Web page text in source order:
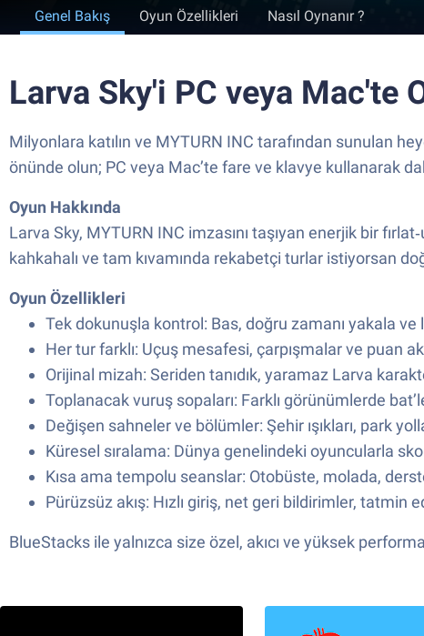
Genel Bakış Oyun Özellikleri Nasıl Oynanır ?
Larva Sky'i PC veya Mac'te
Milyonlara katılın ve MYTURN INC tarafından sunulan
önünde olun; PC veya Mac’te fare ve klavye kullanarak
Oyun Hakkında
Larva Sky, MYTURN INC imzasını taşıyan enerjik bir
kahkahalı ve tam kıvamında rekabetçi turlar istiyorsan
Oyun Özellikleri
Tek dokunuşla kontrol: Bas, doğru zamanı yakala ve
Her tur farklı: Uçuş mesafesi, çarpışmalar ve puan
Orijinal mizah: Seriden tanıdık, yaramaz Larva
Toplanacak vuruş sopaları: Farklı görünümlerde
Değişen sahneler ve bölümler: Şehir ışıkları, park
Küresel sıralama: Dünya genelindeki oyuncularla
Kısa ama tempolu seanslar: Otobüste, molada,
Pürüzsüz akış: Hızlı giriş, net geri bildirimler,
BlueStacks ile yalnızca size özel, akıcı ve yüksek